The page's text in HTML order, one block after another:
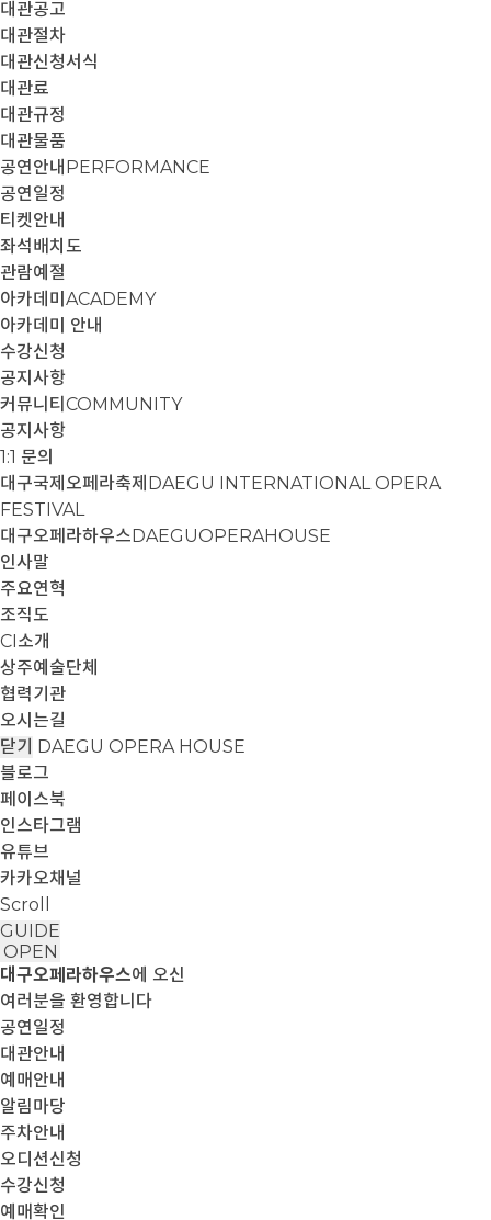
대관공고
대관절차
대관신청서식
대관료
대관규정
대관물품
공연안내 PERFORMANCE
공연일정
티켓안내
좌석배치도
관람예절
아카데미 ACADEMY
아카데미 안내
수강신청
공지사항
커뮤니티 COMMUNITY
공지사항
1:1 문의
대구국제오페라축제 DAEGU INTERNATIONAL OPERA
FESTIVAL
대구오페라하우스DAEGUOPERAHOUSE
인사말
주요연혁
조직도
CI소개
상주예술단체
협력기관
오시는길
닫기 DAEGU OPERA HOUSE
블로그
페이스북
인스타그램
유튜브
카카오채널
Scroll
GUIDE
OPEN
대구오페라하우스에 오신
여러분을 환영합니다
공연일정
대관안내
예매안내
알림마당
주차안내
오디션신청
수강신청
예매확인